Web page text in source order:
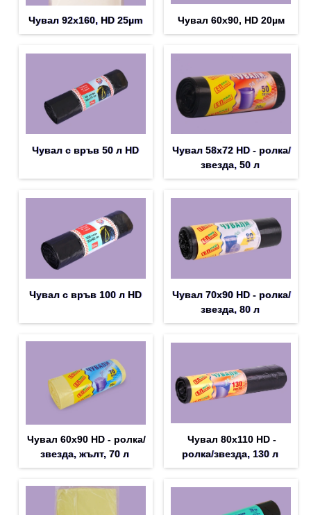
Чувал 92х160, HD 25µm Чувал 60х90, HD 20µм
Чувал с връв 50 л HD
Чувал 58х72 HD - ролка/
звезда, 50 л
Чувал с връв 100 л HD
Чувал 70х90 HD - ролка/
звезда, 80 л
Чувал 60х90 HD - ролка/
звезда, жълт, 70 л
Чувал 80х110 HD -
ролка/звезда, 130 л